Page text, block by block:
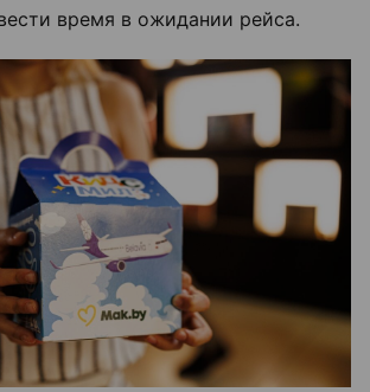
время в ожидании рейса.